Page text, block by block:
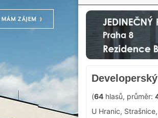
(64 hlasů, průměr:
U Hranic, Strašnice,